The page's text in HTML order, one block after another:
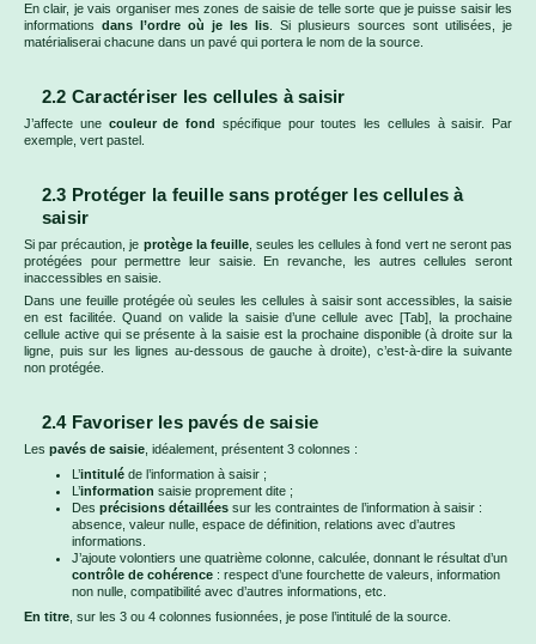
En clair, je vais organiser mes zones de saisie de telle sorte que je puisse saisir les
informations dans l’ordre où je les lis . Si plusieurs sources sont utilisées, je
matérialiserai chacune dans un pavé qui portera le nom de la source.
2.2 Caractériser les cellules à saisir
J’affecte une couleur de fond spécifique pour toutes les cellules à saisir. Par
exemple, vert pastel.
2.3 Protéger la feuille sans protéger les cellules à
saisir
Si par précaution, je protège la feuille, seules les cellules à fond vert ne seront pas
protégées pour permettre leur saisie. En revanche, les autres cellules seront
inaccessibles en saisie.
Dans une feuille protégée où seules les cellules à saisir sont accessibles, la saisie
en est facilitée. Quand on valide la saisie d’une cellule avec [Tab], la prochaine
cellule active qui se présente à la saisie est la prochaine disponible (à droite sur la
ligne, puis sur les lignes au-dessous de gauche à droite), c’est-à-dire la suivante
non protégée.
2.4 Favoriser les pavés de saisie
Les pavés de saisie , idéalement, présentent 3 colonnes :
L’intitulé de l’information à saisir ;
L’information saisie proprement dite ;
Des précisions détaillées sur les contraintes de l’information à saisir :
absence, valeur nulle, espace de définition, relations avec d’autres
informations.
J’ajoute volontiers une quatrième colonne, calculée, donnant le résultat d’un
contrôle de cohérence : respect d’une fourchette de valeurs, information
non nulle, compatibilité avec d’autres informations, etc.
En titre , sur les 3 ou 4 colonnes fusionnées, je pose l’intitulé de la source.